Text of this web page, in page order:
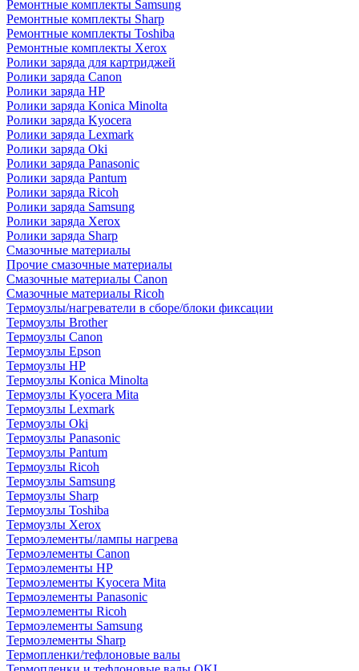
Ремонтные комплекты Samsung
Ремонтные комплекты Sharp
Ремонтные комплекты Toshiba
Ремонтные комплекты Xerox
Ролики заряда для картриджей
Ролики заряда Canon
Ролики заряда HP
Ролики заряда Konica Minolta
Ролики заряда Kyocera
Ролики заряда Lexmark
Ролики заряда Oki
Ролики заряда Panasonic
Ролики заряда Pantum
Ролики заряда Ricoh
Ролики заряда Samsung
Ролики заряда Xerox
Ролики заряда Sharp
Смазочные материалы
Прочие смазочные материалы
Смазочные материалы Canon
Смазочные материалы Ricoh
Термоузлы/нагреватели в сборе/блоки фиксации
Термоузлы Brother
Термоузлы Canon
Термоузлы Epson
Термоузлы HP
Термоузлы Konica Minolta
Термоузлы Kyocera Mita
Термоузлы Lexmark
Термоузлы Oki
Термоузлы Panasonic
Термоузлы Pantum
Термоузлы Ricoh
Термоузлы Samsung
Термоузлы Sharp
Термоузлы Toshiba
Термоузлы Xerox
Термоэлементы/лампы нагрева
Термоэлементы Canon
Термоэлементы HP
Термоэлементы Kyocera Mita
Термоэлементы Panasonic
Термоэлементы Ricoh
Термоэлементы Samsung
Термоэлементы Sharp
Термопленки/тефлоновые валы